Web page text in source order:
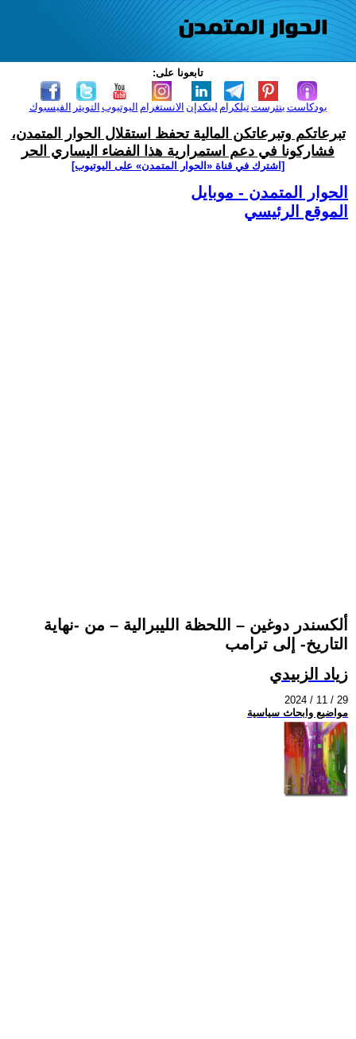
تابعونا على:
الفيسبوك التويتر اليوتيوب الانستغرام لينكدإن تيلكرامبنترست بودكاست
تبرعاتكم وتبرعاتكن المالية تحفظ استقلال الحوار المتمدن،
فشاركونا في دعم استمرارية هذا الفضاء اليساري الحر
[اشترك في قناة ‫«الحوار المتمدن» على اليوتيوب]
الحوار المتمدن - موبايل
الموقع الرئيسي
ألكسندر دوغين – اللحظة الليبرالية – من -نهاية
التاريخ- إلى ترامب
زياد الزبيدي
2024 / 11 / 29
مواضيع وابحاث سياسية